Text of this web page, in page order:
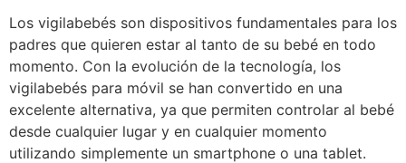
Los vigilabebés son dispositivos fundamentales para los
padres que quieren estar al tanto de su bebé en todo
momento. Con la evolución de la tecnología, los
vigilabebés para móvil se han convertido en una
excelente alternativa, ya que permiten controlar al bebé
desde cualquier lugar y en cualquier momento
utilizando simplemente un smartphone o una tablet.